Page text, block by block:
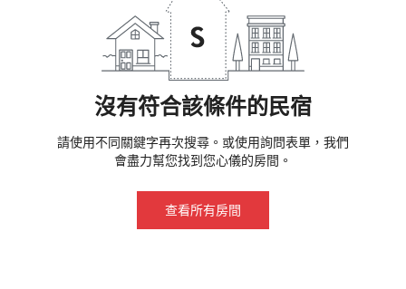
沒有符合該條件的民宿
請使用不同關鍵字再次搜尋。或使用詢問表單，我們
會盡力幫您找到您心儀的房間。
查看所有房間